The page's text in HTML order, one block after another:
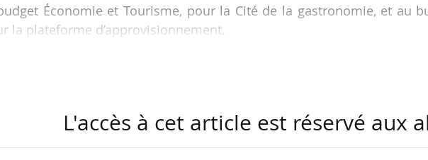
Économie et Tourisme, pour la Cité de la gastronomie, et au
la plateforme d’approvisionnement.
de la collectivité et la qualité de son pilotage budgétaire. Pour
France a levé́ avec succès en…
L'accès à cet article est réservé aux